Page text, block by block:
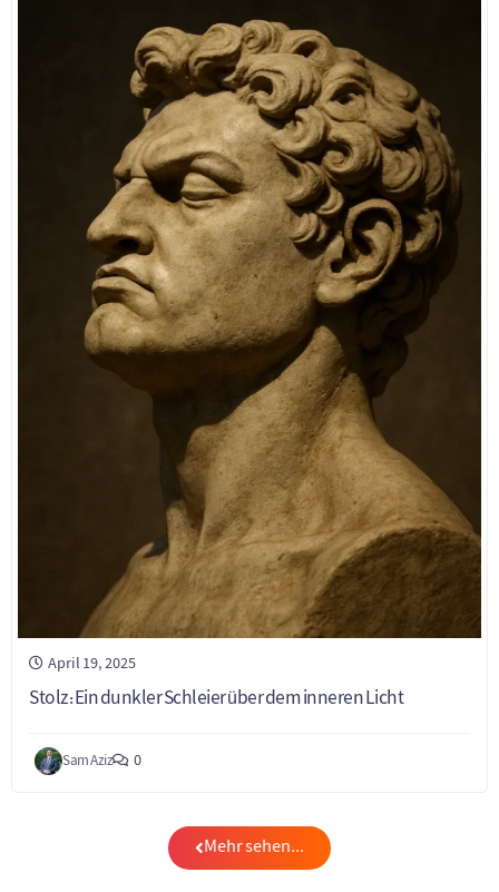
April 19, 2025
Stolz: Ein dunkler Schleier über dem inneren Licht
Sam Aziz 0
Mehr sehen...